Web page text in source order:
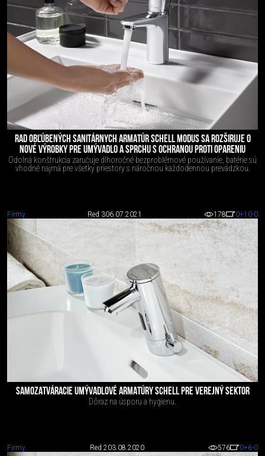
RAD OBĽÚBENÝCH SANITÁRNYCH ARMATÚR SCHELL MODUS SA ROZŠIRUJE O
NOVÉ VÝROBKY PRE UMÝVADLO A SPRCHU S OCHRANOU PROTI OPARENIU
Odolná konštrukcia zaručuje dlhoročné bezproblémové používanie, batérie sú
vhodné najmä pre všetky priestory s náročnou každodennou prevádzkou.
Firmy Red 306.07.2021 178 0+10-0
SAMOZATVÁRACIE UMÝVADLOVÉ ARMATÚRY SCHELL PRE VEREJNÝ SEKTOR
Dôraz na úsporu a hygienu.
Firmy Red 2 03.08.2020 576 0+6-0